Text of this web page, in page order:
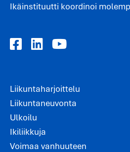
Ikäinstituutti koordinoi
Liikuntaharjoittelu
Liikuntaneuvonta
Ulkoilu
Ikiliikkuja
Voimaa vanhuuteen